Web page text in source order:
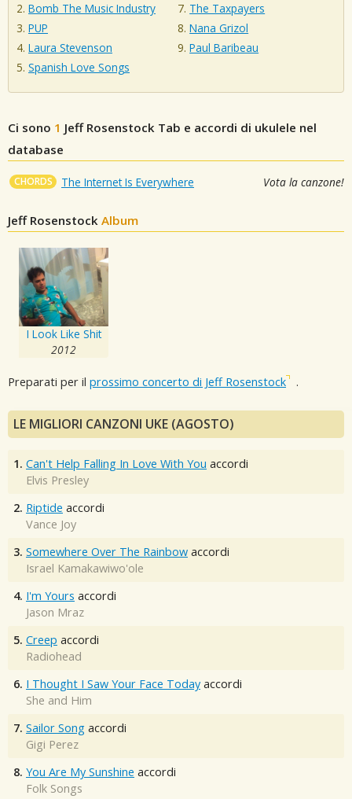
Bomb The Music Industry
PUP
Laura Stevenson
Spanish Love Songs
The Taxpayers
Nana Grizol
Paul Baribeau
Ci sono 1 Jeff Rosenstock Tab e accordi di ukulele nel
database
CHORDS The Internet Is Everywhere Vota la canzone!
Jeff Rosenstock Album
I Look Like Shit
2012
Preparati per il prossimo concerto di Jeff Rosenstock .
LE MIGLIORI CANZONI UKE (AGOSTO)
1. Can't Help Falling In Love With You accordi
Elvis Presley
2. Riptide accordi
Vance Joy
3. Somewhere Over The Rainbow accordi
Israel Kamakawiwo'ole
4. I'm Yours accordi
Jason Mraz
5. Creep accordi
Radiohead
6. I Thought I Saw Your Face Today accordi
She and Him
7. Sailor Song accordi
Gigi Perez
8. You Are My Sunshine accordi
Folk Songs